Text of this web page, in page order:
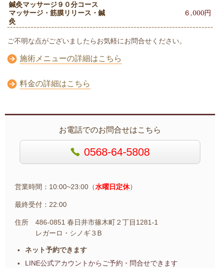
鍼灸マッサージ９０分コース
マッサージ・筋膜リリース・鍼
灸
６,000円
ご不明な点がございましたらお気軽にお問合せください。
施術メニューの詳細はこちら
料金の詳細はこちら
お電話でのお問合せはこちら
0568-64-5808
営業時間：10:00~23:00（水曜日定休）
最終受付：22:00
住所 486-0851 春日井市篠木町２丁目1281-1
レガーロ・シノギ３B
ネット予約できます
LINE公式アカウントから ご予約・問合せできます